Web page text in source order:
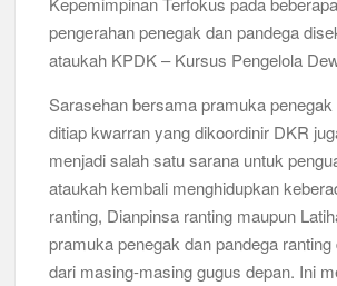
pengerahan penegak dan pandega
ataukah KPDK – Kursus Pengelola
Sarasehan bersama pramuka penegak
ditiap kwarran yang dikoordinir DKR
menjadi salah satu sarana untuk
ataukah kembali menghidupkan
ranting, Dianpinsa ranting maupun
pramuka penegak dan pandega
dari masing-masing gugus depan. Ini